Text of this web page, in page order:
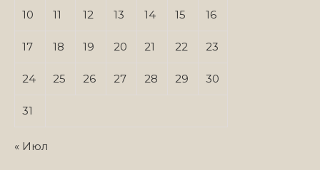
10 11 12 13 14 15 16
17 18 19 20 21 22 23
24 25 26 27 28 29 30
31
« Июл